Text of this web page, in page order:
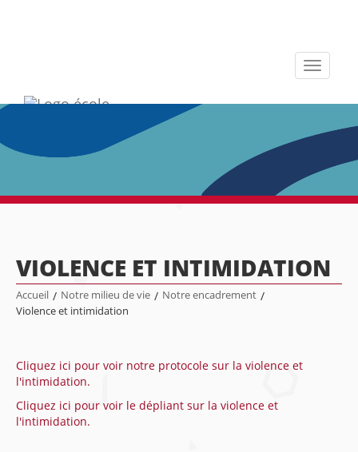
Toggle
VIOLENCE ET INTIMIDATION
Accueil / Notre milieu de vie / Notre encadrement /
Violence et intimidation
Cliquez ici pour voir notre protocole sur la violence et
l'intimidation.
Cliquez ici pour voir le dépliant sur la violence et
l'intimidation.